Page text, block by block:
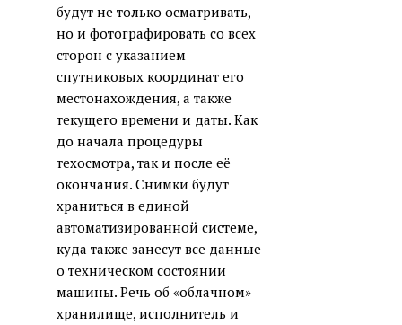
будут не только осматривать,
но и фотографировать со всех
сторон с указанием
спутниковых координат его
местонахождения, а также
текущего времени и даты. Как
до начала процедуры
техосмотра, так и после её
окончания. Снимки будут
храниться в единой
автоматизированной системе,
куда также занесут все данные
о техническом состоянии
машины. Речь об «облачном»
хранилище, исполнитель и